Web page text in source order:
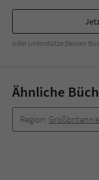
oder unterstütze Deinen
Ähnliche
Region: